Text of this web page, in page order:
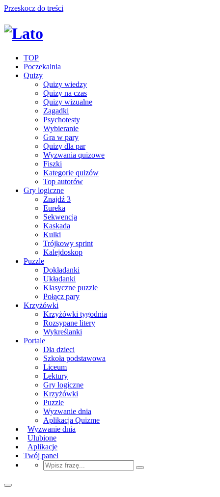
Przeskocz do treści
TOP
Poczekalnia
Quizy
Quizy wiedzy
Quizy na czas
Quizy wizualne
Zagadki
Psychotesty
Wybieranie
Gra w pary
Quizy dla par
Wyzwania quizowe
Fiszki
Kategorie quizów
Top autorów
Gry logiczne
Znajdź 3
Eureka
Sekwencja
Kaskada
Kulki
Trójkowy sprint
Kalejdoskop
Puzzle
Dokładanki
Układanki
Klasyczne puzzle
Połącz pary
Krzyżówki
Krzyżówki tygodnia
Rozsypane litery
Wykreślanki
Portale
Dla dzieci
Szkoła podstawowa
Liceum
Lektury
Gry logiczne
Krzyżówki
Puzzle
Wyzwanie dnia
Aplikacja Quizme
Wyzwanie dnia
Ulubione
Aplikacje
Twój panel